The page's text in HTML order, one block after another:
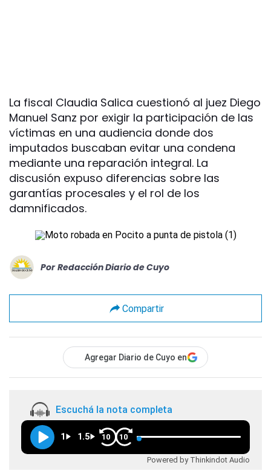
La fiscal Claudia Salica cuestionó al juez Diego
Manuel Sanz por exigir la participación de las
víctimas en una audiencia donde dos
imputados buscaban evitar una condena
mediante una reparación integral. La
discusión expuso diferencias sobre las
garantías procesales y el rol de los
damnificados.
Por Redacción Diario de Cuyo
Compartir
Agregar Diario de Cuyo en
Escuchá la nota completa
1 1.5 10 10
Powered by Thinkindot Audio